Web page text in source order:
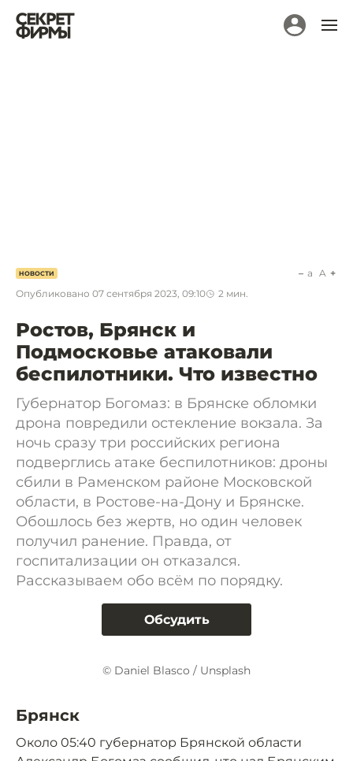
НОВОСТИ
Опубликовано 07 сентября 2023, 09:10 2 мин.
a A
Ростов, Брянск и
Подмосковье атаковали
беспилотники. Что известно
Губернатор Богомаз: в Брянске обломки
дрона повредили остекление вокзала. За
ночь сразу три российских региона
подверглись атаке беспилотников: дроны
сбили в Раменском районе Московской
области, в Ростове-на-Дону и Брянске.
Обошлось без жертв, но один человек
получил ранение. Правда, от
госпитализации он отказался.
Рассказываем обо всём по порядку.
Обсудить
© Daniel Blasco / Unsplash
Брянск
Около 05:40 губернатор Брянской области